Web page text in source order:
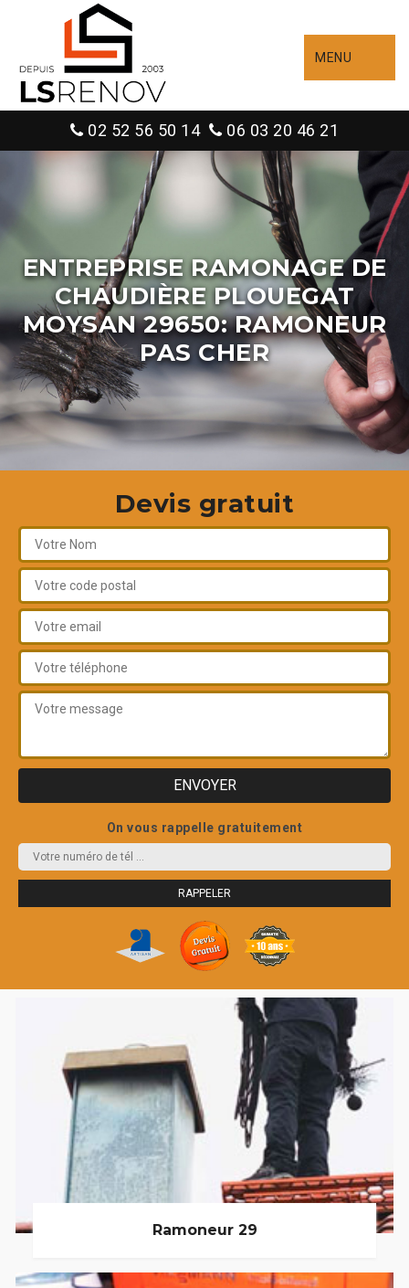
MENU
02 52 56 50 14 06 03 20 46 21
ENTREPRISE RAMONAGE DE
CHAUDIÈRE PLOUEGAT
MOYSAN 29650: RAMONEUR
PAS CHER
Devis gratuit
On vous rappelle gratuitement
Ramoneur 29